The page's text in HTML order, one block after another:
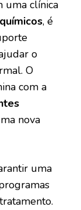
uma clínica
, é
o
O
com a
nova
uma